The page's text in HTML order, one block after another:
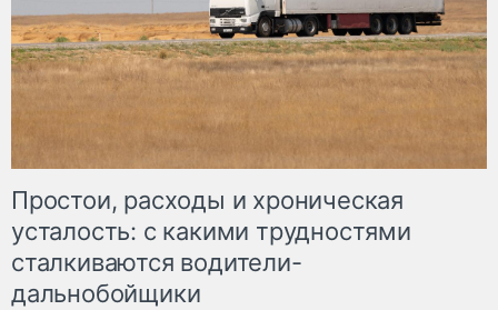
Простои, расходы и хроническая
усталость: с какими трудностями
сталкиваются водители-
дальнобойщики